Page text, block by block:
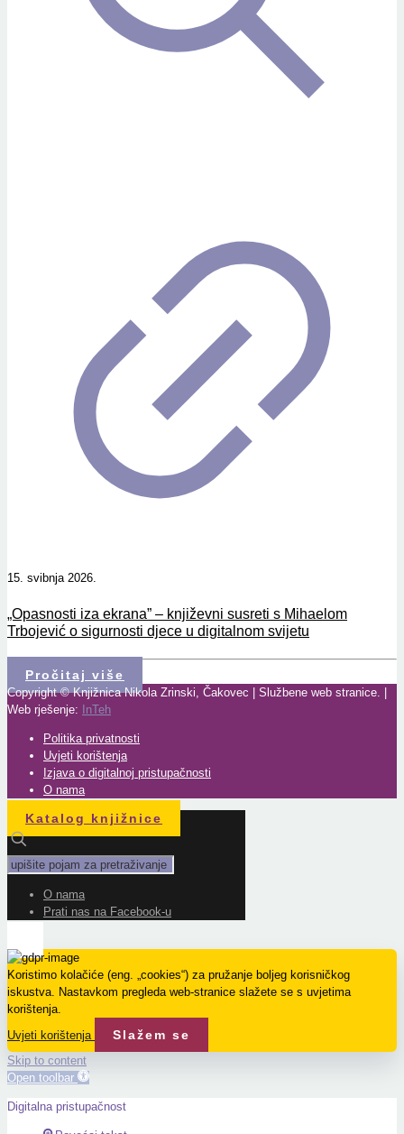
15. svibnja 2026.
„Opasnosti iza ekrana” – književni susreti s Mihaelom
Trbojević o sigurnosti djece u digitalnom svijetu
Pročitaj više
Copyright © Knjižnica Nikola Zrinski, Čakovec | Službene web stranice. |
Web rješenje: InTeh
Politika privatnosti
Uvjeti korištenja
Izjava o digitalnoj pristupačnosti
O nama
Katalog knjižnice
O nama
Prati nas na Facebook-u
Koristimo kolačiće (eng. „cookies“) za pružanje boljeg korisničkog
iskustva. Nastavkom pregleda web-stranice slažete se s uvjetima
korištenja.
Uvjeti korištenja
Slažem se
Skip to content
Open toolbar
Digitalna pristupačnost